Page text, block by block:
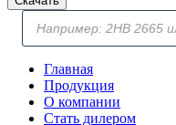
Поиск
товаров
Главная
Продукция
О компании
Стать дилером